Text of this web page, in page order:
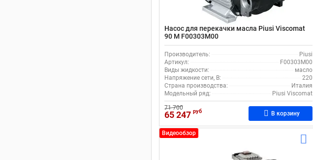
Насос для перекачки масла Piusi Viscomat
90 M F00303M00
Производитель:
Piusi
Артикул:
F00303M00
Виды жидкости:
масло
Напряжение сети, В:
220
Страна производства:
Италия
Модельный ряд:
Piusi Viscomat
71 700
65 247 руб В корзину
Видеообзор